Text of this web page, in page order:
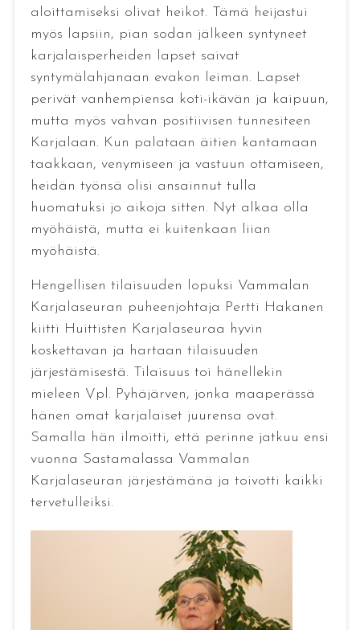
aloittamiseksi olivat heikot. Tämä heijastui
myös lapsiin, pian sodan jälkeen syntyneet
karjalaisperheiden lapset saivat
syntymälahjanaan evakon leiman. Lapset
perivät vanhempiensa koti-ikävän ja kaipuun,
mutta myös vahvan positiivisen tunnesiteen
Karjalaan. Kun palataan äitien kantamaan
taakkaan, venymiseen ja vastuun ottamiseen,
heidän työnsä olisi ansainnut tulla
huomatuksi jo aikoja sitten. Nyt alkaa olla
myöhäistä, mutta ei kuitenkaan liian
myöhäistä.
Hengellisen tilaisuuden lopuksi Vammalan
Karjalaseuran puheenjohtaja Pertti Hakanen
kiitti Huittisten Karjalaseuraa hyvin
koskettavan ja hartaan tilaisuuden
järjestämisestä. Tilaisuus toi hänellekin
mieleen Vpl. Pyhäjärven, jonka maaperässä
hänen omat karjalaiset juurensa ovat.
Samalla hän ilmoitti, että perinne jatkuu ensi
vuonna Sastamalassa Vammalan
Karjalaseuran järjestämänä ja toivotti kaikki
tervetulleiksi.